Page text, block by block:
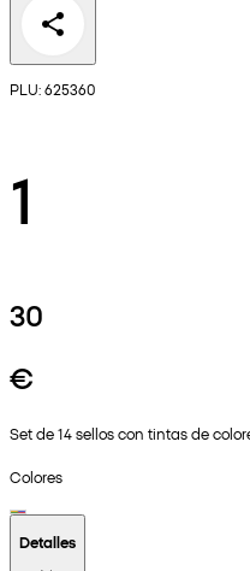
PLU: 625360
1
30
€
Set de 14 sellos con tintas de
Colores
Detalles